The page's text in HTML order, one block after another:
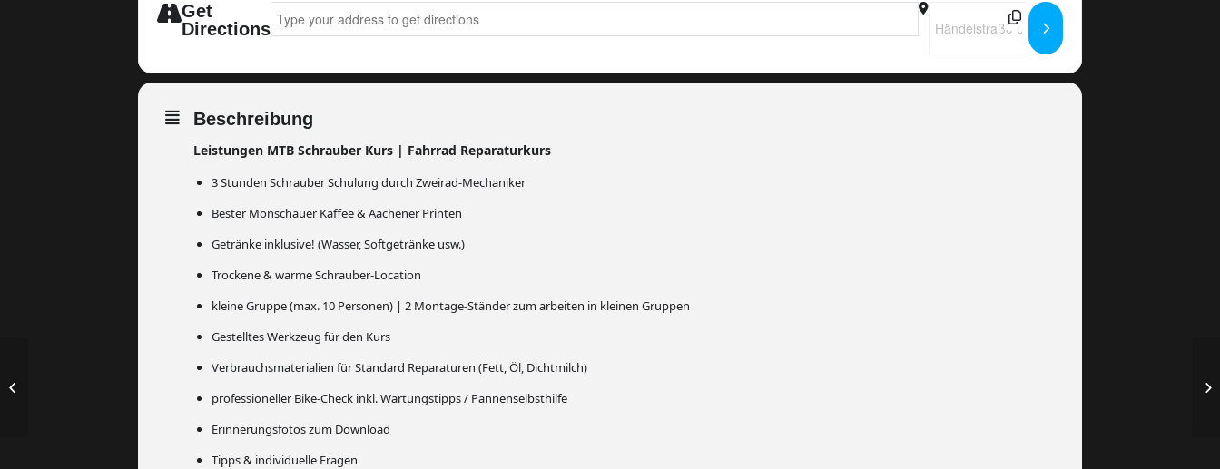
Get
Directions
Address - Werkstatt & MTB SCHRAUBER KURS - Modul 3 | 3 STD. | Aachen [] Destination Address - Werkstatt & MTB
Beschreibung
Leistungen MTB Schrauber Kurs | Fahrrad Reparaturkurs
3 Stunden Schrauber Schulung durch Zweirad-Mechaniker
Bester Monschauer Kaffee & Aachener Printen
Getränke inklusive! (Wasser, Softgetränke usw.)
Trockene & warme Schrauber-Location
kleine Gruppe (max. 10 Personen) | 2 Montage-Ständer zum arbeiten in kleinen Gruppen
Gestelltes Werkzeug für den Kurs
Verbrauchsmaterialien für Standard Reparaturen (Fett, Öl, Dichtmilch)
professioneller Bike-Check inkl. Wartungstipps / Pannenselbsthilfe
Erinnerungsfotos zum Download
Tipps & individuelle Fragen